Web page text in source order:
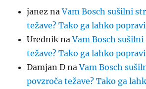
janez naVam Bosch sušilni
težave? Tako ga lahko
Urednik naVam Bosch
težave? Tako ga lahko
Damjan D naVam Bosch
povzroča težave? Tako ga